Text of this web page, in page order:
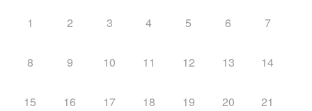
1 2 3 4 5 6 7
8 9 10 11 12 13 14
15 16 17 18 19 20 21